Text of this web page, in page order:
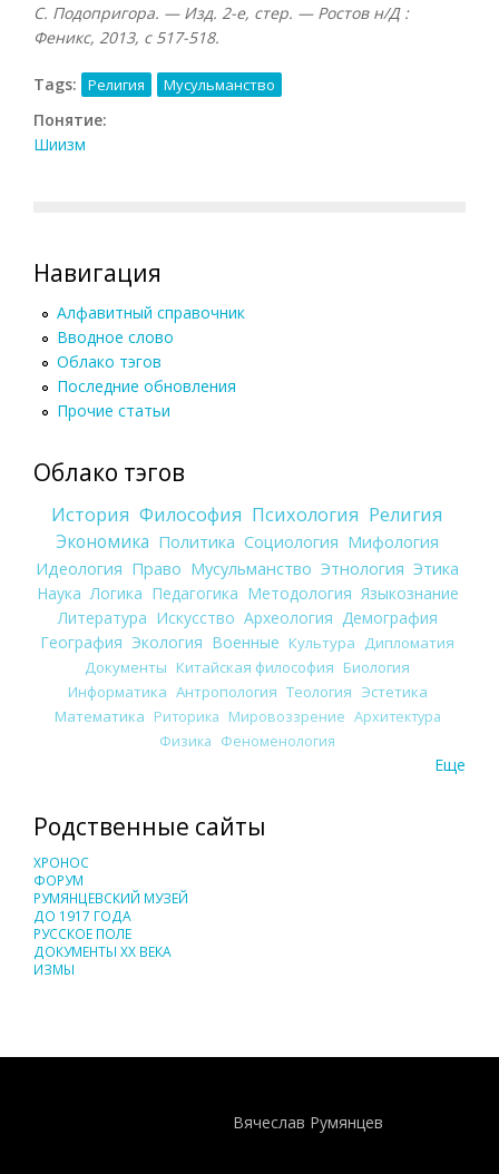
С. Подопригора. — Изд. 2-е, стер. — Ростов н/Д :
Феникс, 2013, с 517-518.
Tags: Религия Мусульманство
Понятие:
Шиизм
Навигация
Алфавитный справочник
Вводное слово
Облако тэгов
Последние обновления
Прочие статьи
Облако тэгов
История Философия Психология Религия
Экономика Политика Социология Мифология
Идеология Право Мусульманство Этнология Этика
Наука Логика Педагогика Методология Языкознание
Литература Искусство Археология Демография
География Экология Военные Культура
Дипломатия
Документы Китайская философия Биология
Информатика Антропология Теология Эстетика
Математика Риторика Мировоззрение Архитектура
Физика Феноменология
Еще
Родственные сайты
ХРОНОС
ФОРУМ
РУМЯНЦЕВСКИЙ МУЗЕЙ
ДО 1917 ГОДА
РУССКОЕ ПОЛЕ
ДОКУМЕНТЫ XX ВЕКА
ИЗМЫ
Вячеслав Румянцев